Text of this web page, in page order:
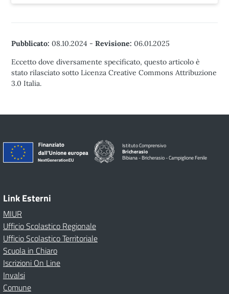
Pubblicato: 08.10.2024 - Revisione: 06.01.2025
Eccetto dove diversamente specificato, questo articolo è
stato rilasciato sotto Licenza Creative Commons Attribuzione
3.0 Italia.
Istituto Comprensivo
Bricherasio
Bibiana - Bricherasio - Campiglione Fenile
Link Esterni
MIUR
Ufficio Scolastico Regionale
Ufficio Scolastico Territoriale
Scuola in Chiaro
Iscrizioni On Line
Invalsi
Comune